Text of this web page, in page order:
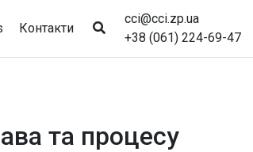
Контакти
cci@cci.zp.ua
+38 (061) 224-69-47
та процесу